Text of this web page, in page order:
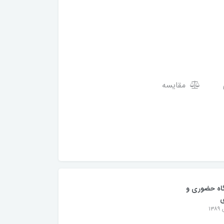
مقایسه
حضوری و